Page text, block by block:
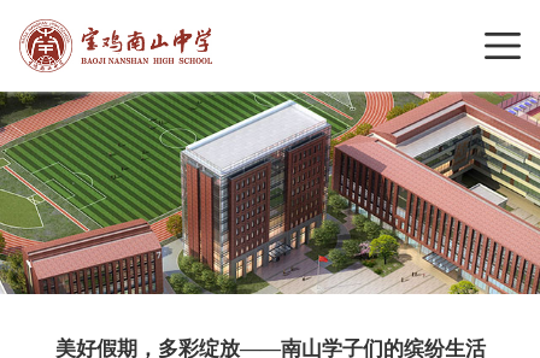
美好假期，多彩绽放——南山学子们的缤纷生活